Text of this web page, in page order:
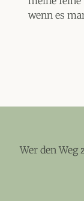
wenn es
Wer den